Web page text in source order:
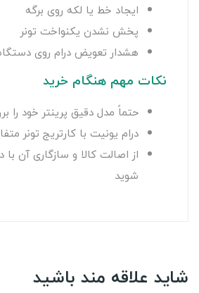
ایجاد خط یا لکه روی برگه
پخش نشدن یکنواخت تونر
هشدار تعویض درام روی
نکات مهم هنگام خرید
حتماً مدل دقیق پرینتر خود را
درام یونیت با کارتریج تونر
از اصالت کالا و سازگاری آن
شوید
شاید علاقه مند باشید